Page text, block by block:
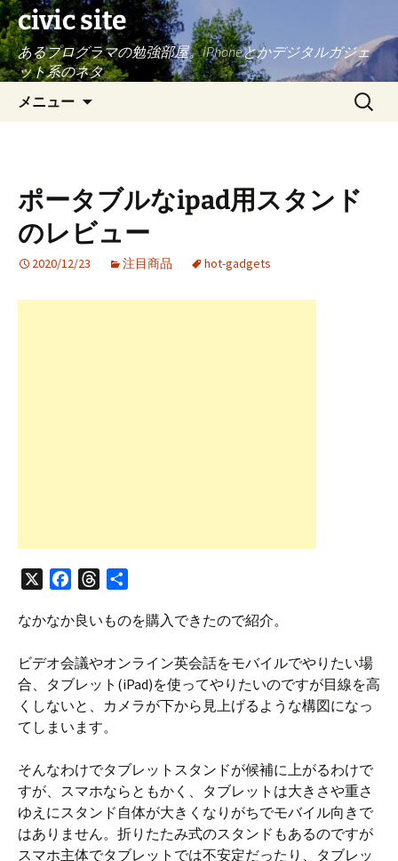
civic site
あるプログラマの勉強部屋。iPhoneとかデジタルガジェ
ット系のネタ
メニュー
へ
ス
キ
検
索:
ポータブルなipad用スタンド
のレビュー
2020/12/23 注目商品 hot-gadgets
c
b
o
o
k
r
a
d
s
なかなか良いものを購入できたので紹介。
ビデオ会議やオンライン英会話をモバイルでやりたい場
合、タブレット(iPad)を使ってやりたいのですが目線を高
くしないと、カメラが下から見上げるような構図になっ
てしまいます。
そんなわけでタブレットスタンドが候補に上がるわけで
すが、スマホならともかく、タブレットは大きさや重さ
ゆえにスタンド自体が大きくなりがちでモバイル向きで
はありません。折りたたみ式のスタンドもあるのですが
スマホ主体でタブレットでは不安定だったり、タブレッ